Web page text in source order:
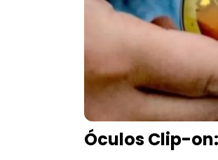
Óculos Clip-